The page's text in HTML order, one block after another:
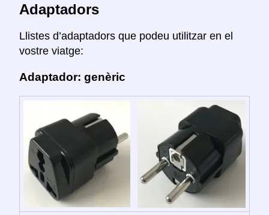
Adaptadors
Llistes d’adaptadors que podeu utilitzar en el
vostre viatge:
Adaptador: genèric